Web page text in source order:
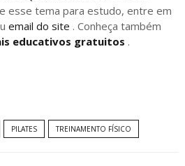
esse tema para estudo, entre em
email do site . Conheça também
educativos gratuitos .
PILATES TREINAMENTO FÍSICO